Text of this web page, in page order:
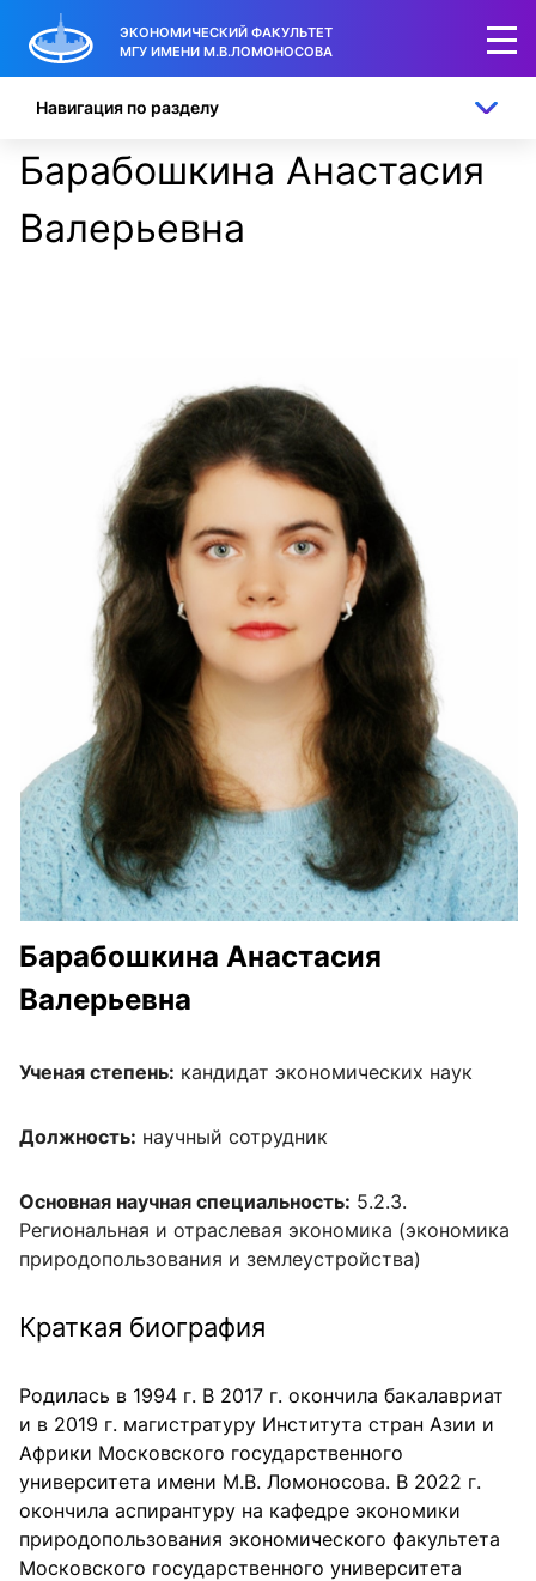
ЭКОНОМИЧЕСКИЙ ФАКУЛЬТЕТ
МГУ ИМЕНИ М.В.ЛОМОНОСОВА
Барабошкина Анастасия
Валерьевна
Навигация по разделу
Барабошкина Анастасия
Валерьевна
Ученая степень: кандидат экономических наук
Должность: научный сотрудник
Основная научная специальность: 5.2.3.
Региональная и отраслевая экономика (экономика
природопользования и землеустройства)
Краткая биография
Родилась в 1994 г. В 2017 г. окончила бакалавриат
и в 2019 г. магистратуру Института стран Азии и
Африки Московского государственного
университета имени М.В. Ломоносова. В 2022 г.
окончила аспирантуру на кафедре экономики
природопользования экономического факультета
Московского государственного университета